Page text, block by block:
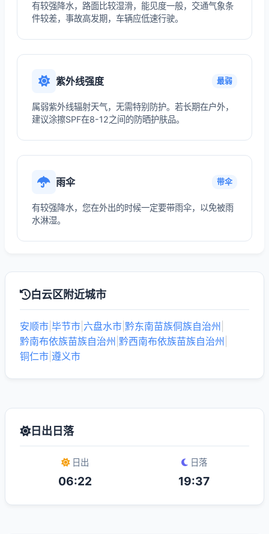
有较强降水，路面比较湿滑，能见度一般，交通气象条
件较差，事故高发期，车辆应低速行驶。
紫外线强度 最弱
属弱紫外线辐射天气，无需特别防护。若长期在户外，
建议涂擦SPF在8-12之间的防晒护肤品。
雨伞 带伞
有较强降水，您在外出的时候一定要带雨伞，以免被雨
水淋湿。
白云区附近城市
安顺市 毕节市 六盘水市 黔东南苗族侗族自治州
黔南布依族苗族自治州 黔西南布依族苗族自治州
铜仁市 遵义市
日出日落
日出
06:22
日落
19:37